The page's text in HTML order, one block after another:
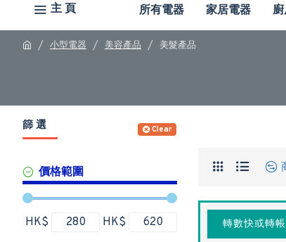
主 頁 所有電器 家居電器 廚
小型電器 美容產品 美髮產品
篩 選 Clear
價格範圍
HK$ HK$ 轉數快或轉